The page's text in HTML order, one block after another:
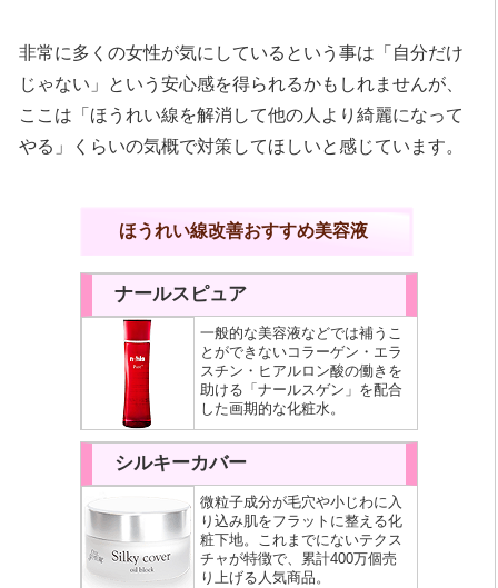
非常に多くの女性が気にしているという事は「自分だけ
じゃない」という安心感を得られるかもしれませんが、
ここは「ほうれい線を解消して他の人より綺麗になって
やる」くらいの気概で対策してほしいと感じています。
ほうれい線改善おすすめ美容液
ナールスピュア
一般的な美容液などでは補うこ
とができないコラーゲン・エラ
スチン・ヒアルロン酸の働きを
助ける「ナールスゲン」を配合
した画期的な化粧水。
シルキーカバー
微粒子成分が毛穴や小じわに入
り込み肌をフラットに整える化
粧下地。これまでにないテクス
チャが特徴で、累計400万個売
り上げる人気商品。